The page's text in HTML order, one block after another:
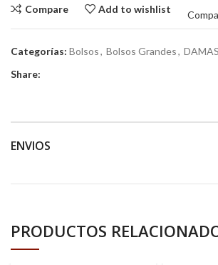
Compare Add to wishlist
Categorías: Bolsos, Bolsos Grandes, DAMAS
Share:
ENVIOS
PRODUCTOS